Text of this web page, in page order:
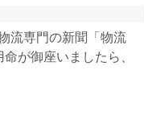
流専門の新聞「物流
が御座いましたら、